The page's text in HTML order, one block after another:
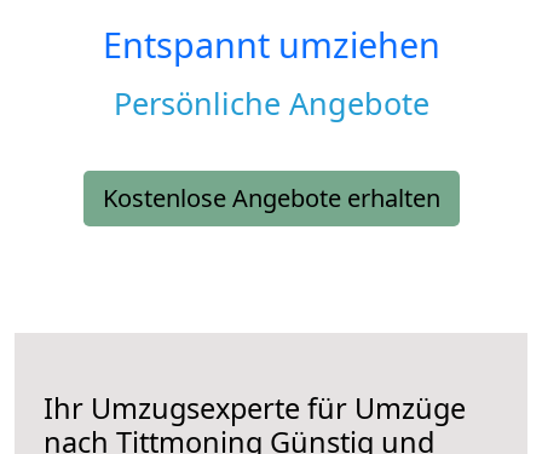
Entspannt umziehen
Persönliche Angebote
Kostenlose Angebote erhalten
Ihr Umzugsexperte für Umzüge
nach Tittmoning Günstig und